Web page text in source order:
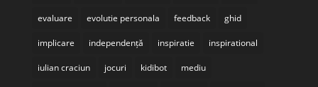
evaluare evolutie personala feedback ghid
implicare independență inspiratie inspirational
iulian craciun jocuri kidibot mediu